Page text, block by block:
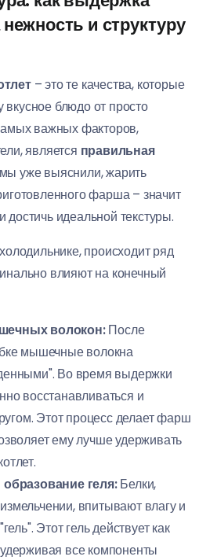
и структуру
– это те качества, которые
блюдо от просто
важных факторов,
является правильная
уже выяснили, жарить
фарша – значит
идеальной текстуры.
происходит ряд
влияют на конечный
волокон:После
мышечные волокна
Во время выдержки
восстанавливаться и
Этот процесс делает фарш
ему лучше удерживать
геля:Белки,
впитывают влагу и
Этот гель действует как
все компоненты